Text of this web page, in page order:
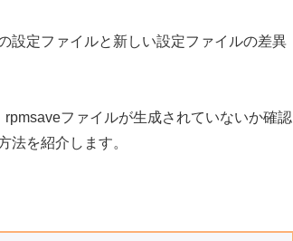
設定ファイルと新しい設定ファイルの差異
ファイルが生成されていないか確認
法を紹介します。